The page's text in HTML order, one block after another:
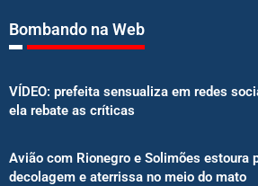
Bombando na Web
VÍDEO: prefeita sensualiza em redes
ela rebate as críticas
Avião com Rionegro e Solimões estoura
decolagem e aterrissa no meio do mato